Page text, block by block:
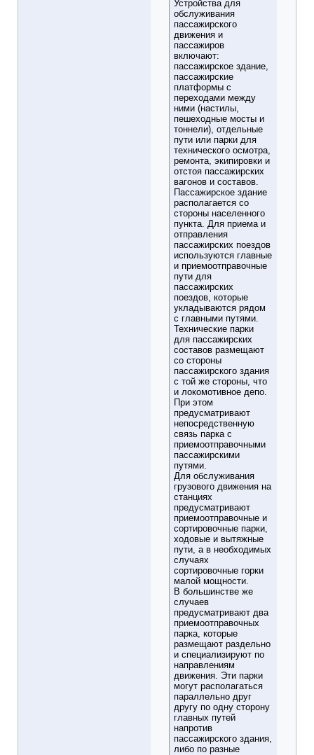
Устройства для
обслуживания
пассажирского
движения и
пассажиров
включают:
пассажирское здание,
пассажирские
платформы с
переходами между
ними (настилы,
пешеходные мосты и
тоннели), отдельные
пути или парки для
технического осмотра,
ремонта, экипировки и
отстоя пассажирских
вагонов и составов.
Пассажирское здание
располагается со
стороны населенного
пункта. Для приема и
отправления
пассажирских поездов
используются главные
и приемоотправочные
пути для
пассажирских
поездов, которые
укладываются рядом
с главными путями.
Технические парки
для пассажирских
составов размещают
со стороны
пассажирского здания
с той же стороны, что
и локомотивное депо.
При этом
предусматривают
непосредственную
связь парка с
приемоотправочными
пассажирскими
путями.
Для обслуживания
грузового движения на
станциях
предусматривают
приемоотправочные и
сортировочные парки,
ходовые и вытяжные
пути, а в необходимых
случаях
сортировочные горки
малой мощности.
В большинстве же
случаев
предусматривают два
приемоотправочных
парка, которые
размещают раздельно
и специализируют по
направлениям
движения. Эти парки
могут располагаться
параллельно друг
другу по одну сторону
главных путей
напротив
пассажирского здания,
либо по разные